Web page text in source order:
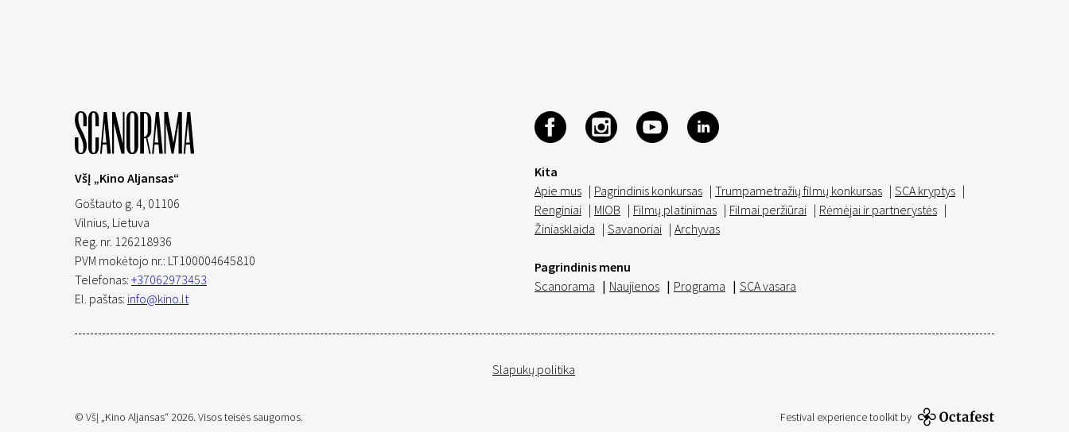
Kita
Apie mus | Pagrindinis konkursas | Trumpametražių filmų konkursas | SCA kryptys |
Renginiai | MIOB | Filmų platinimas | Filmai peržiūrai | Rėmėjai ir partnerystės |
Žiniasklaida | Savanoriai | Archyvas
Pagrindinis menu
Scanorama | Naujienos | Programa | SCA vasara
VšĮ „Kino Aljansas“
Goštauto g. 4, 01106
Vilnius, Lietuva
Reg. nr. 126218936
PVM mokėtojo nr.: LT100004645810
Telefonas: +37062973453
El. paštas: info@kino.lt
Slapukų politika
© VšĮ „Kino Aljansas“ 2026. Visos teisės saugomos. Festival experience toolkit by